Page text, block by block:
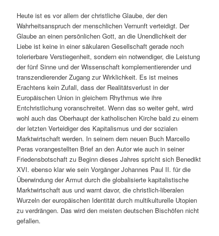
Heute ist es vor allem der christliche Glaube, der den
Wahrheitsanspruch der menschlichen Vernunft verteidigt. Der
Glaube an einen persönlichen Gott, an die Unendlichkeit der
Liebe ist keine in einer säkularen Gesellschaft gerade noch
tolerierbare Verstiegenheit, sondern ein notwendiger, die Leistung
der fünf Sinne und der Wissenschaft komplementierender und
transzendierender Zugang zur Wirklichkeit. Es ist meines
Erachtens kein Zufall, dass der Realitätsverlust in der
Europäischen Union in gleichem Rhythmus wie ihre
Entchristlichung voranschreitet. Wenn das so weiter geht, wird
wohl auch das Oberhaupt der katholischen Kirche bald zu einem
der letzten Verteidiger des Kapitalismus und der sozialen
Marktwirtschaft werden. In seinem dem neuen Buch Marcello
Peras vorangestellten Brief an den Autor wie auch in seiner
Friedensbotschaft zu Beginn dieses Jahres spricht sich Benedikt
XVI. ebenso klar wie sein Vorgänger Johannes Paul II. für die
Überwindung der Armut durch die globalisierte kapitalistische
Marktwirtschaft aus und warnt davor, die christlich-liberalen
Wurzeln der europäischen Identität durch multikulturelle Utopien
zu verdrängen. Das wird den meisten deutschen Bischöfen nicht
gefallen.